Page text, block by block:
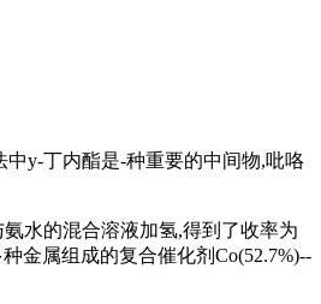
中y-丁内酯是-种重要的中间物,吡咯
水的混合溶液加氢,得到了收率为
金属组成的复合催化剂Co(52.7%)--